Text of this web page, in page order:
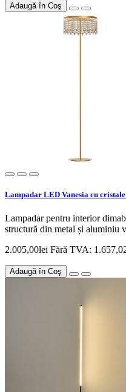
Adaugă în Coş
Lampadar LED Vanesia cu
Lampadar pentru interior
structură din metal și aluminiu
2.005,00lei Fără TVA:
Adaugă în Coş